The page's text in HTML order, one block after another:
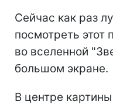
Сейчас как раз
посмотреть этот
во вселенной
большом экране.
В центре